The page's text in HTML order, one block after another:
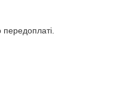
передоплаті.